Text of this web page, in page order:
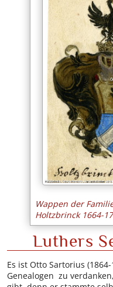
Wappen der
Holtzbrinck 1664-
Luthers
Es ist Otto Sartorius
Genealogen zu